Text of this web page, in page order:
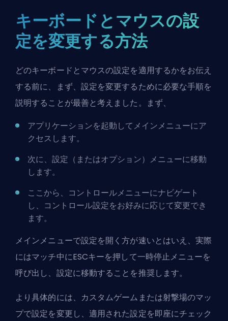
キーボードとマウスの設
定を変更する方法
どのキーボードとマウスの設定を適用するかをお伝え
する前に、まず、設定を変更するために必要な手順を
説明することが最善と考えました。まず、
アプリケーションを起動してメインメニューにア
クセスします。
次に、設定（またはオプション）メニューに移動
します。
ここから、コントロールメニューにナビゲート
し、コントロール設定をお好みに応じて変更でき
ます。
メインメニューで設定を開く方が速いとはいえ、実際
にはマッチ中にESCキーを押して一時停止メニューを
呼び出し、設定に移動することを推奨します。
より具体的には、カスタムゲームまたは射撃場のマッ
プで設定を変更し、適用された設定を即座にチェック